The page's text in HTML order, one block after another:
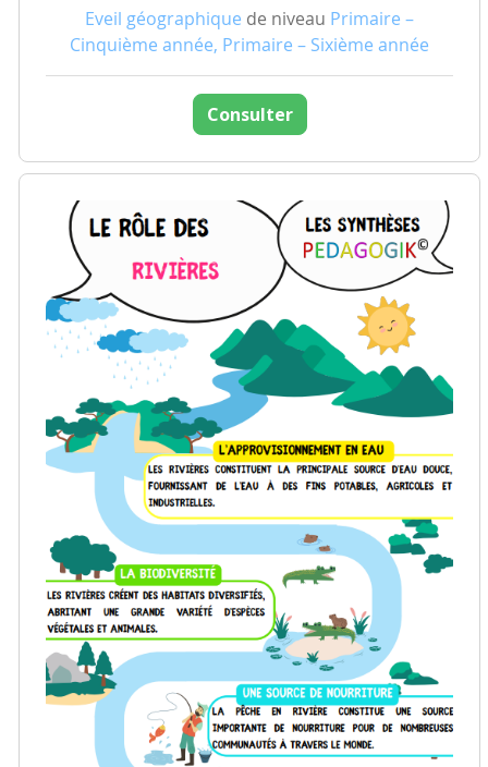
Eveil géographique de niveau Primaire –
Cinquième année, Primaire – Sixième année
Consulter